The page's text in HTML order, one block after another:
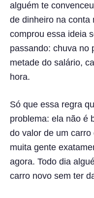
alguém te
de dinheiro na conta
comprou essa ideia
passando: chuva no
metade do salário,
hora.
Só que essa regra
problema: ela não é
do valor de um carro
muita gente
agora. Todo dia
carro novo sem ter